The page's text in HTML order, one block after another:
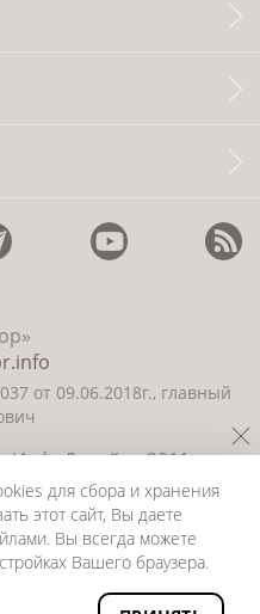
от 09.06.2018г., главный
2011—
для сбора и хранения
этот сайт, Вы даете
Вы всегда можете
Вашего браузера.